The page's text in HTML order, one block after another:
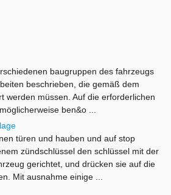
baugruppen des fahrzeugs
beschrieben, die gemäß dem
werden müssen. Auf die erforderlichen
ben&o ...
türen und hauben und auf stop
zündschlüssel den schlüssel mit der
gerichtet, und drücken sie auf die
Mit ausnahme einige ...